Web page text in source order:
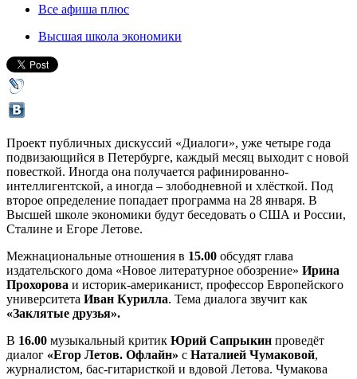
Все афиша плюс
Высшая школа экономики
Проект публичных дискуссий «Диалоги», уже четыре года
подвизающийся в Петербурге, каждый месяц выходит с новой
повесткой. Иногда она получается рафинированно-
интеллигентской, а иногда – злободневной и хлёсткой. Под
второе определение попадает программа на 28 января. В
Высшей школе экономики будут беседовать о США и России,
Сталине и Егоре Летове.
Межнациональные отношения в 15.00 обсудят глава
издательского дома «Новое литературное обозрение» Ирина
Прохорова и историк-американист, профессор Европейского
университета Иван Курилла. Тема диалога звучит как
«Заклятые друзья».
В 16.00 музыкальный критик Юрий Сапрыкин проведёт
диалог «Егор Летов. Офлайн» с Наталией Чумаковой,
журналистом, бас-гитаристкой и вдовой Летова. Чумакова